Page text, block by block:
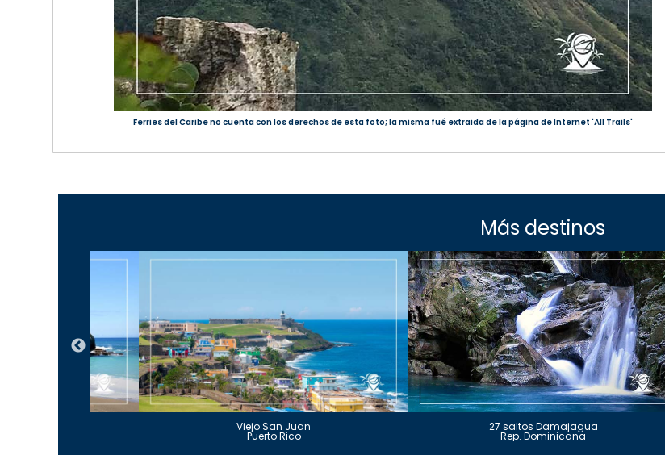
Ferries del Caribe no cuenta con los derechos de esta foto; la misma fué extraida de la página de Internet 'All Trails'
Más destinos
Viejo San Juan
Puerto Rico
27 saltos Damajagua
Rep. Dominicana